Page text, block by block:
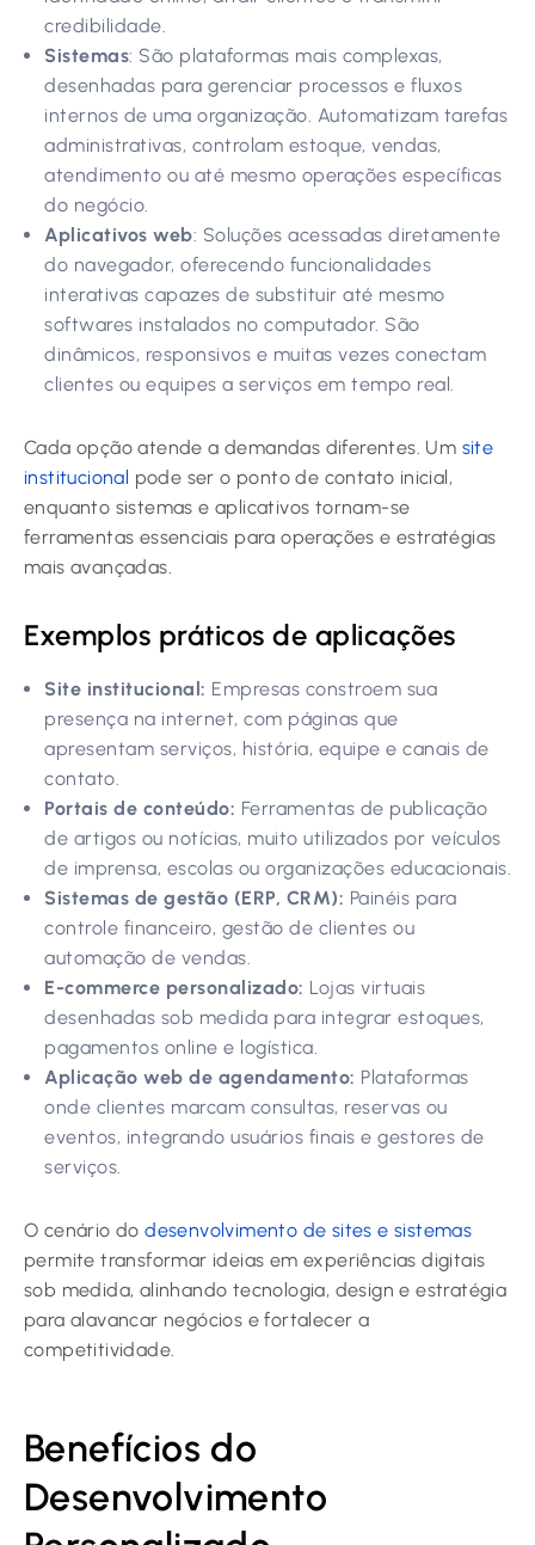
credibilidade.
Sistemas: São plataformas mais complexas,
desenhadas para gerenciar processos e fluxos
internos de uma organização. Automatizam tarefas
administrativas, controlam estoque, vendas,
atendimento ou até mesmo operações específicas
do negócio.
Aplicativos web: Soluções acessadas diretamente
do navegador, oferecendo funcionalidades
interativas capazes de substituir até mesmo
softwares instalados no computador. São
dinâmicos, responsivos e muitas vezes conectam
clientes ou equipes a serviços em tempo real.
Cada opção atende a demandas diferentes. Um site
institucional pode ser o ponto de contato inicial,
enquanto sistemas e aplicativos tornam-se
ferramentas essenciais para operações e estratégias
mais avançadas.
Exemplos práticos de aplicações
Site institucional: Empresas constroem sua
presença na internet, com páginas que
apresentam serviços, história, equipe e canais de
contato.
Portais de conteúdo: Ferramentas de publicação
de artigos ou notícias, muito utilizados por veículos
de imprensa, escolas ou organizações educacionais.
Sistemas de gestão (ERP, CRM): Painéis para
controle financeiro, gestão de clientes ou
automação de vendas.
E-commerce personalizado: Lojas virtuais
desenhadas sob medida para integrar estoques,
pagamentos online e logística.
Aplicação web de agendamento: Plataformas
onde clientes marcam consultas, reservas ou
eventos, integrando usuários finais e gestores de
serviços.
O cenário dodesenvolvimento de sites e sistemas
permite transformar ideias em experiências digitais
sob medida, alinhando tecnologia, design e estratégia
para alavancar negócios e fortalecer a
competitividade.
Benefícios do
Desenvolvimento